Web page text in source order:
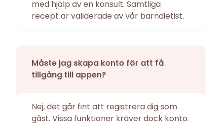
med hjälp av en konsult. Samtliga
recept är validerade av vår barndietist.
Måste jag skapa konto för att få
tillgång till appen?
Nej, det går fint att registrera dig som
gäst. Vissa funktioner kräver dock konto.